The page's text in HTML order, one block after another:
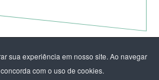
sua experiência em nosso site. Ao navegar
com o uso de cookies.